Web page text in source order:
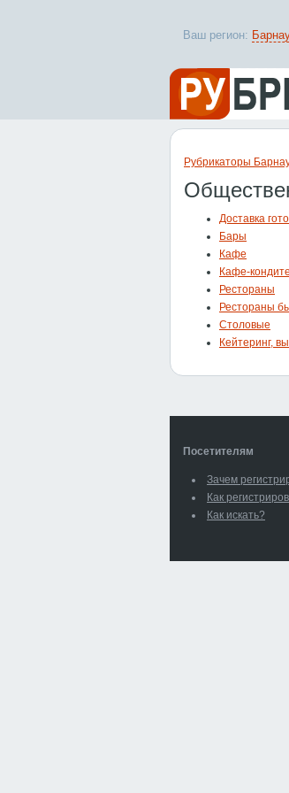
Рубрикаторы
Доставка
Бары
Кафе
Кафе-
Рестораны
Рестораны
Столовые
Кейтеринг,
Посетителям
Зачем
Как
Как искать?
Ваш регион: